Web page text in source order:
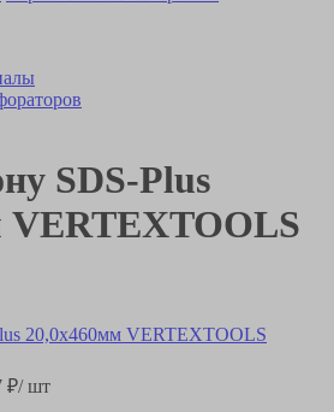
SDS-Plus
VERTEXTOOLS
₽/ шт